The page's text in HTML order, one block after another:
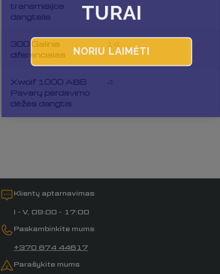
Jūsų
pranešimas
Laukai, pažymėti *, yra privalomi.
Siųsti klausimą
transmisijos
dangtelis
300 Galinis
diferencialas
14
Xwolf 1000 ABS
Pavarų perdavimo
dėžės dangtis
4
Klientų aptarnavimas
I - V, 09:00 - 17:00
Paskambinkite mums
+370 674 44617
Parašykite mums
TURAI
NORIU LAIMĖTI